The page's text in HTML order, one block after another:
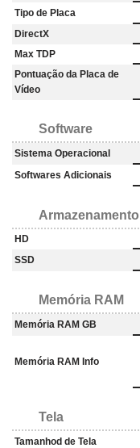
Tipo de Placa
DirectX
Max TDP
Pontuação da Placa de
Vídeo
Software
Sistema Operacional
Softwares Adicionais
Armazenamento
HD
SSD
Memória RAM
Memória RAM GB
Memória RAM Info
Tela
Tamanhod de Tela